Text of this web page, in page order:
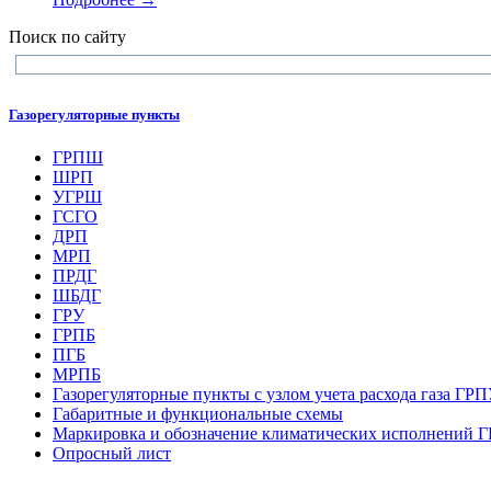
Поиск по сайту
Газорегуляторные пункты
ГРПШ
ШРП
УГРШ
ГСГО
ДРП
МРП
ПРДГ
ШБДГ
ГРУ
ГРПБ
ПГБ
МРПБ
Газорегуляторные пункты с узлом учета расхода газа
Габаритные и функциональные схемы
Маркировка и обозначение климатических
Опросный лист